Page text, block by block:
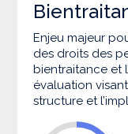
Enjeu majeur
des droits des
bientraitance et
évaluation
structure et